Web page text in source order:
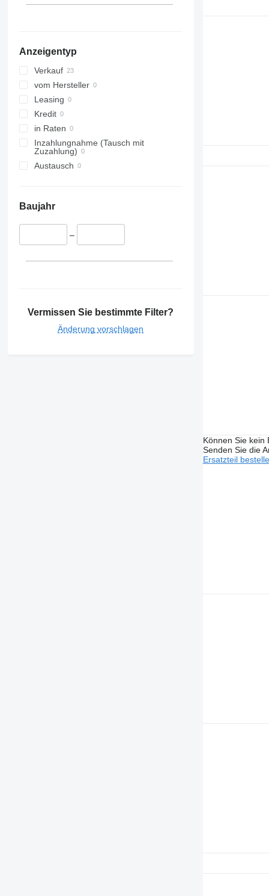
Anzeigentyp
Verkauf
vom Hersteller
Leasing
Kredit
in Raten
Inzahlungnahme (Tausch mit
Zuzahlung)
Austausch
Baujahr
–
Vermissen Sie bestimmte Filter?
Änderung vorschlagen
Können Sie kein
Senden Sie die
Ersatzteil